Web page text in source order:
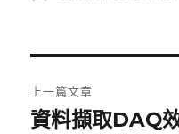
章
上一篇文章
上
資料擷取DAQ